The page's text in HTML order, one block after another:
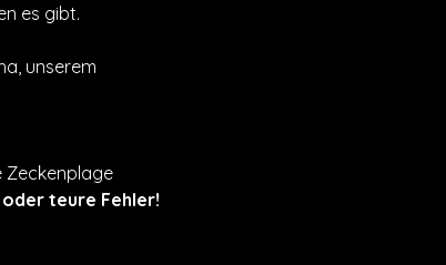
es gibt.
unserem
Zeckenplage
teure Fehler!